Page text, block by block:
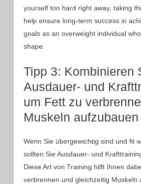
yourself too hard right away, taking
help ensure long-term success in
goals as an overweight individual
shape.
Tipp 3: Kombinieren
Ausdauer- und
um Fett zu
Muskeln aufzubauen
Wenn Sie übergewichtig sind und fit
sollten Sie Ausdauer- und
Diese Art von Training hilft Ihnen
verbrennen und gleichzeitig Muskeln